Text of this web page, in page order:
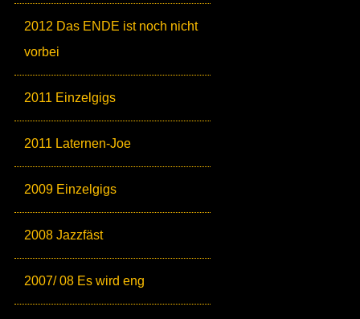
2012 Das ENDE ist noch nicht
vorbei
2011 Einzelgigs
2011 Laternen-Joe
2009 Einzelgigs
2008 Jazzfäst
2007/ 08 Es wird eng